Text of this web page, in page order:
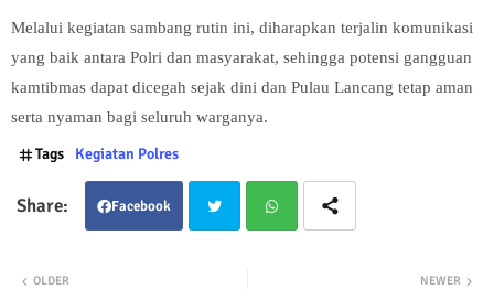
Melalui kegiatan sambang rutin ini, diharapkan terjalin komunikasi
yang baik antara Polri dan masyarakat, sehingga potensi gangguan
kamtibmas dapat dicegah sejak dini dan Pulau Lancang tetap aman
serta nyaman bagi seluruh warganya.
Tags Kegiatan Polres
Facebook
NEWER
OLDER